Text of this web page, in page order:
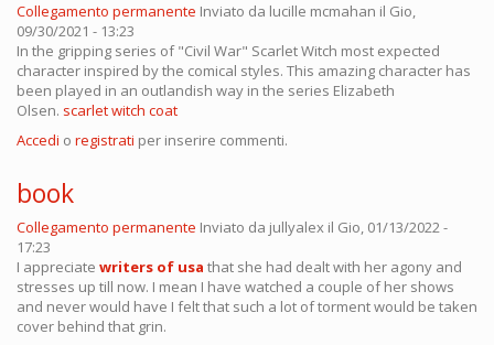
Collegamento permanente Inviato da lucille mcmahan il Gio,
09/30/2021 - 13:23
In the gripping series of "Civil War" Scarlet Witch most expected
character inspired by the comical styles. This amazing character has
been played in an outlandish way in the series Elizabeth
Olsen. scarlet witch coat
Accedi o registrati per inserire commenti.
book
Collegamento permanente Inviato da jullyalex il Gio, 01/13/2022 -
17:23
I appreciate writers of usa that she had dealt with her agony and
stresses up till now. I mean I have watched a couple of her shows
and never would have I felt that such a lot of torment would be taken
cover behind that grin.